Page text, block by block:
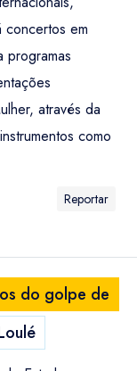
em
programas
através da
como
Reportar
do golpe de